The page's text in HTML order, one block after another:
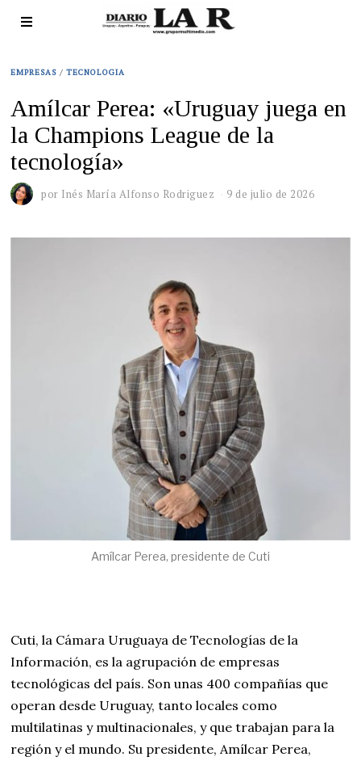
EMPRESAS / TECNOLOGIA
Amílcar Perea: «Uruguay juega en
la Champions League de la
tecnología»
por Inés María Alfonso Rodriguez 9 de julio de 2026
Amílcar Perea, presidente de Cuti
Cuti, la Cámara Uruguaya de Tecnologías de la
Información, es la agrupación de empresas
tecnológicas del país. Son unas 400 compañías que
operan desde Uruguay, tanto locales como
multilatinas y multinacionales, y que trabajan para la
región y el mundo. Su presidente, Amílcar Perea,